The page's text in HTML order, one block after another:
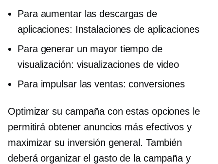
Para aumentar las descargas de
aplicaciones: Instalaciones de aplicaciones
Para generar un mayor tiempo de
visualización: visualizaciones de video
Para impulsar las ventas: conversiones
Optimizar su campaña con estas opciones le
permitirá obtener anuncios más efectivos y
maximizar su inversión general. También
deberá organizar el gasto de la campaña y